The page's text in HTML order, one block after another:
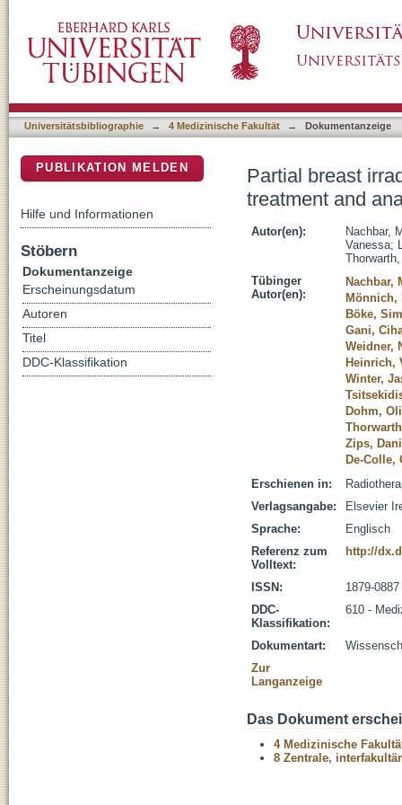
return and stream effects
Universitätsbibliographie → 4 Medizinische Fakultät → Dokumentanzeige
Partial breast
treatment and
Autor(en):
Nachbar,
Vanessa;
Tübinger
Autor(en):
Nachbar,
Mönnich,
Böke,
Gani,
Weidner,
Heinrich,
Winter,
Dohm,
Zips,
De-Colle,
Erschienen in:
Verlagsangabe:
Elsevier
Sprache:
Englisch
Referenz zum
Volltext:
http://
ISSN:
1879-0887
DDC-
Klassifikation:
610 -
Dokumentart:
Zur
Langanzeige
Das Dokument
4 Medizinische
8 Zentrale,
PUBLIKATION MELDEN
Hilfe und Informationen
Stöbern
Dokumentanzeige
Erscheinungsdatum
Autoren
Titel
DDC-Klassifikation